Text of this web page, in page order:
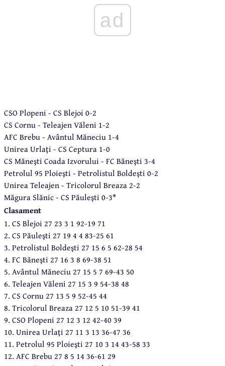
ad
CSO Plopeni - CS Blejoi 0-2
CS Cornu - Teleajen Văleni 1-2
AFC Brebu - Avântul Măneciu 1-4
Unirea Urlaţi - CS Ceptura 1-0
CS Măneşti Coada Izvorului - FC Băneşti 3-4
Petrolul 95 Ploieşti - Petrolistul Boldeşti 0-2
Unirea Teleajen - Tricolorul Breaza 2-2
Măgura Slănic - CS Păuleşti 0-3*
Clasament
1. CS Blejoi 27 23 3 1 92-19 71
2. CS Păuleşti 27 19 4 4 83-25 61
3. Petrolistul Boldeşti 27 15 6 5 62-28 54
4. FC Băneşti 27 16 3 8 69-38 51
5. Avântul Măneciu 27 15 5 7 69-43 50
6. Teleajen Văleni 27 15 3 9 54-38 48
7. CS Cornu 27 13 5 9 52-45 44
8. Tricolorul Breaza 27 12 5 10 51-39 41
9. CSO Plopeni 27 12 3 12 42-40 39
10. Unirea Urlaţi 27 11 3 13 36-47 36
11. Petrolul 95 Ploieşti 27 10 3 14 43-58 33
12. AFC Brebu 27 8 5 14 36-61 29